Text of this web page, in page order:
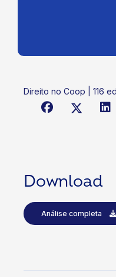
Direito no Coop | 116
Download
Análise completa